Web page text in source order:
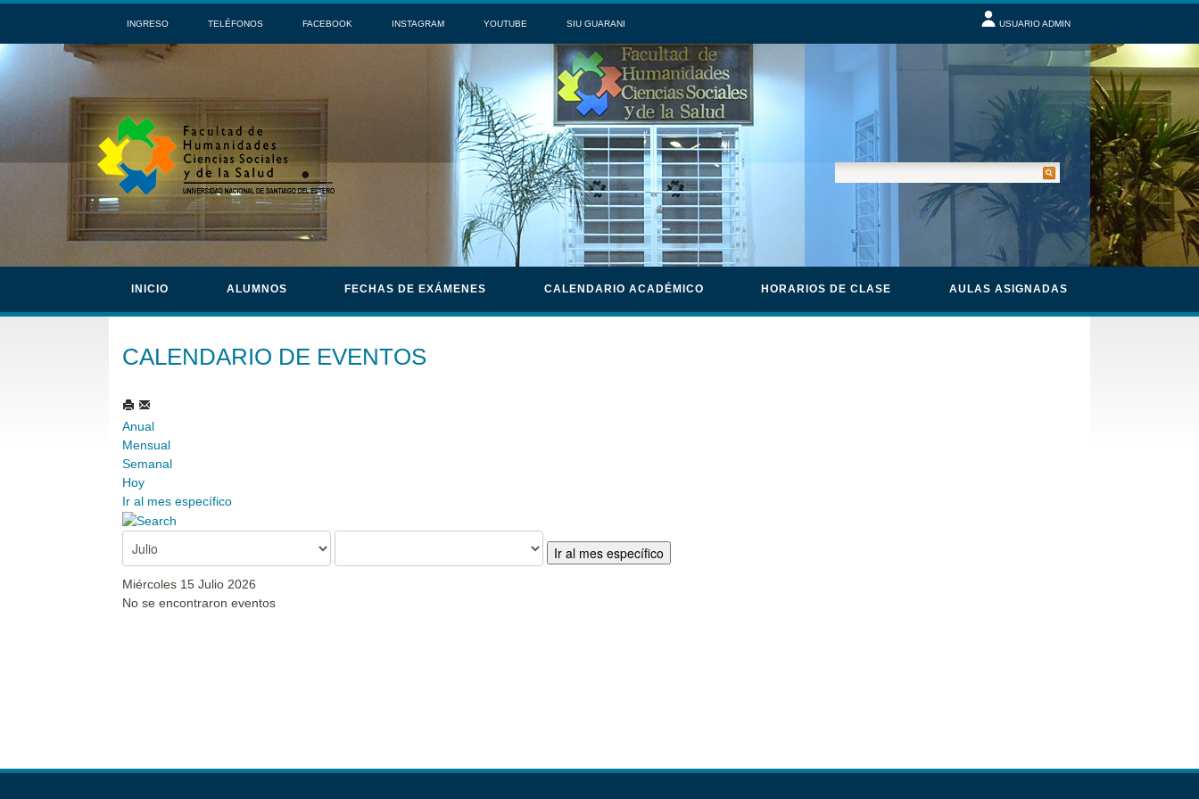
INGRESO TELÉFONOS FACEBOOK INSTAGRAM YOUTUBE SIU GUARANI USUARIO ADMIN
INICIO ALUMNOS FECHAS DE EXÁMENES CALENDARIO ACADÉMICO HORARIOS DE CLASE AULAS ASIGNADAS
CALENDARIO DE EVENTOS
Anual
Mensual
Semanal
Hoy
Ir al mes específico
Ir al mes específico
Miércoles 15 Julio 2026
No se encontraron eventos